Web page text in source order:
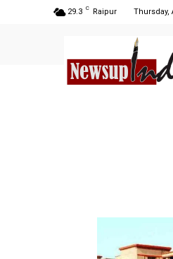
29.3 C Raipur Thursday,